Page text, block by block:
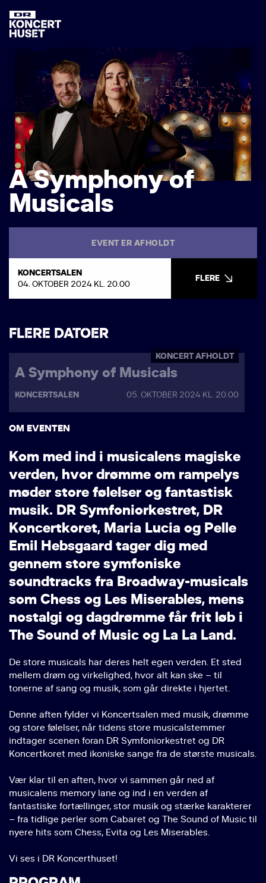
ASymphonyof
Musicals
EVENT ER AFHOLDT
KONCERTSALEN
04. OKTOBER 2024 KL. 20.00
FLERE
FLERE DATOER
A Symphony of Musicals
KONCERT AFHOLDT
KONCERTSALEN 05. OKTOBER 2024 KL. 20.00
OM EVENTEN
Kom med ind i musicalens magiske
verden, hvor drømme om rampelys
møder store følelser og fantastisk
musik. DR Symfoniorkestret, DR
Koncertkoret, Maria Lucia og Pelle
Emil Hebsgaard tager dig med
gennem store symfoniske
soundtracks fra Broadway-musicals
som Chess og Les Miserables, mens
nostalgi og dagdrømme får frit løb i
The Sound of Music og La La Land.
De store musicals har deres helt egen verden. Et sted
mellem drøm og virkelighed, hvor alt kan ske – til
tonerne af sang og musik, som går direkte i hjertet.
Denne aften fylder vi Koncertsalen med musik, drømme
og store følelser, når tidens store musicalstemmer
indtager scenen foran DR Symfoniorkestret og DR
Koncertkoret med ikoniske sange fra de største musicals.
Vær klar til en aften, hvor vi sammen går ned af
musicalens memory lane og ind i en verden af
fantastiske fortællinger, stor musik og stærke karakterer
– fra tidlige perler som Cabaret og The Sound of Music til
nyere hits som Chess, Evita og Les Miserables.
Vi ses i DR Koncerthuset!